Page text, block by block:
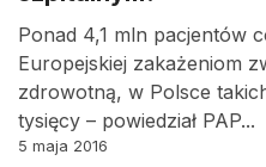
Ponad 4,1 mln pacjentów
Europejskiej zakażeniom
zdrowotną, w Polsce
tysięcy – powiedział PAP...
5 maja 2016